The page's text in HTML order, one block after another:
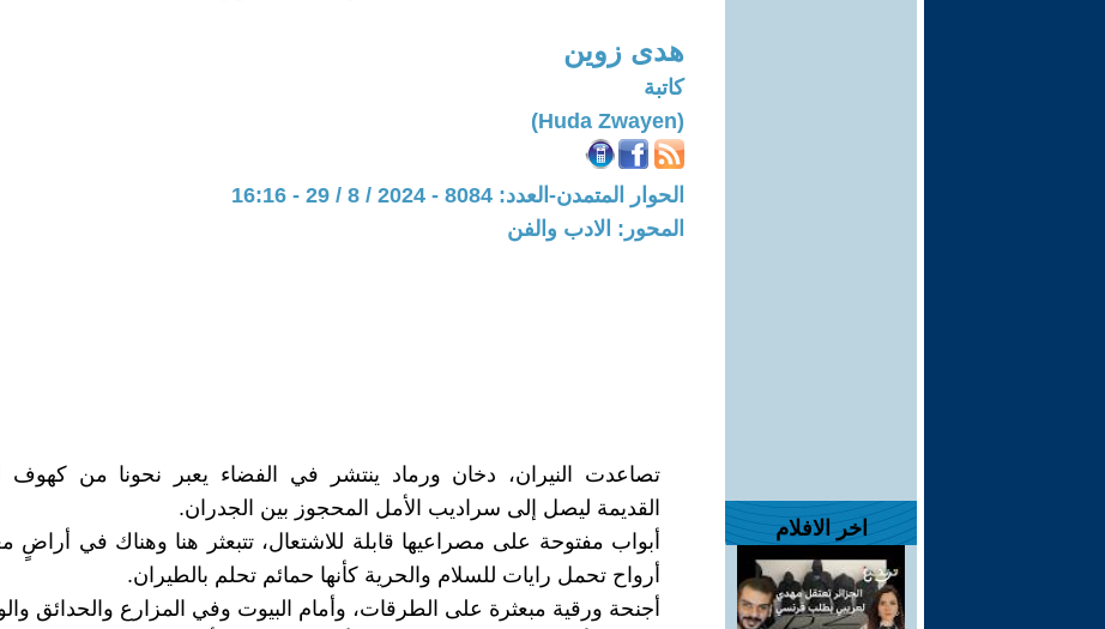
اخر الافلام
هدى زوين
كاتبة
(Huda Zwayen)
الحوار المتمدن-العدد: 8084 - 2024 / 8 / 29 - 16:16
المحور: الادب والفن
تصاعدت النيران، دخان ورماد ينتشر في الفضاء يعبر نحونا من كهوف
القديمة ليصل إلى سراديب الأمل المحجوز بين الجدران.
أبواب مفتوحة على مصراعيها قابلة للاشتعال، تتبعثر هنا وهناك في أراضٍ
أرواح تحمل رايات للسلام والحرية كأنها حمائم تحلم بالطيران.
أجنحة ورقية مبعثرة على الطرقات، وأمام البيوت وفي المزارع والحدائق